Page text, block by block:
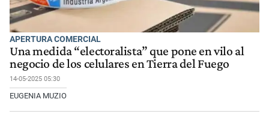
APERTURA COMERCIAL
Una medida “electoralista” que pone en vilo al
negocio de los celulares en Tierra del Fuego
14-05-2025 05:30
EUGENIA MUZIO